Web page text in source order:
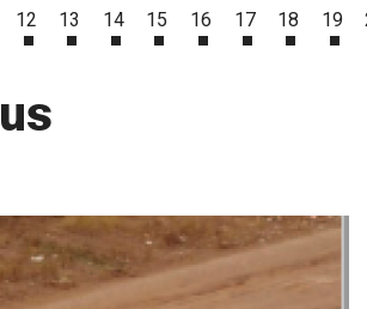
d'agost11 d'agost
12
Dimecres 12 d'agost
13
Dijous 13 d'agost
14
Divendres 14 d'agost
15
Dissabte 15 d'agost
16
Diumenge 16
17
Dilluns 17
18
Dimarts
19